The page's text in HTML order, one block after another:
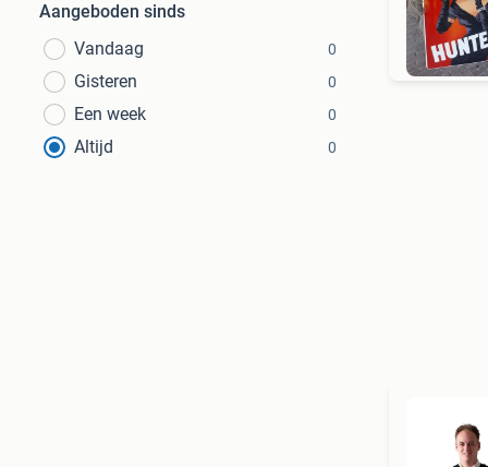
Aangeboden sinds
Vandaag
0
Gisteren 0
Een week 0
Altijd 0